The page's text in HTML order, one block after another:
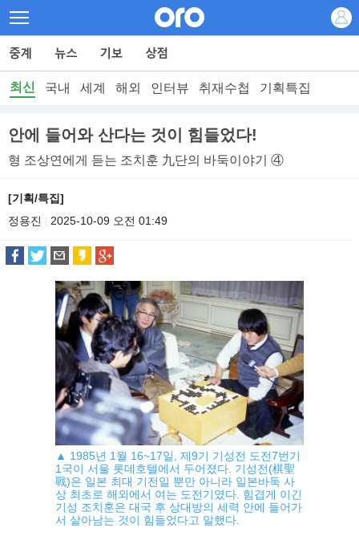
최신 국내 세계 해외 인터뷰 취재수첩 기획특집
안에 들어와 산다는 것이 힘들었다!
형 조상연에게 듣는 조치훈 九단의 바둑이야기 ④
[기획/특집]
정용진
2025-10-09 오전 01:49
▲ 1985년 1월 16~17일, 제9기 기성전 도전7번기
1국이 서울 롯데호텔에서 두어졌다. 기성전(棋聖
戰)은 일본 최대 기전일 뿐만 아니라 일본바둑 사
상 최초로 해외에서 여는 도전기였다. 힘겹게 이긴
기성 조치훈은 대국 후 상대방의 세력 안에 들어가
서 살아남는 것이 힘들었다고 말했다.